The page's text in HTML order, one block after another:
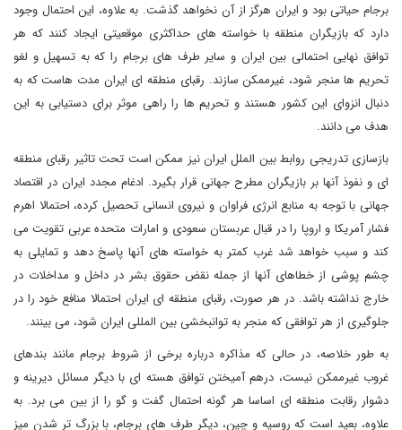
برجام حیاتی بود و ایران هرگز از آن نخواهد گذشت. به علاوه، این احتمال وجود
دارد که بازیگران منطقه با خواسته های حداکثری موقعیتی ایجاد کنند که هر
توافق نهایی احتمالی بین ایران و سایر طرف های برجام را که به تسهیل و لغو
تحریم ها منجر شود، غیرممکن سازند. رقبای منطقه ای ایران مدت هاست که به
دنبال انزوای این کشور هستند و تحریم ها را راهی موثر برای دستیابی به این
هدف می دانند.
بازسازی تدریجی روابط بین الملل ایران نیز ممکن است تحت تاثیر رقبای منطقه
ای و نفوذ آنها بر بازیگران مطرح جهانی قرار بگیرد. ادغام مجدد ایران در اقتصاد
جهانی با توجه به منابع انرژی فراوان و نیروی انسانی تحصیل کرده، احتمالا اهرم
فشار آمریکا و اروپا را در قبال عربستان سعودی و امارات متحده عربی تقویت می
کند و سبب خواهد شد غرب کمتر به خواسته های آنها پاسخ دهد و تمایلی به
چشم پوشی از خطاهای آنها از جمله نقض حقوق بشر در داخل و مداخلات در
خارج نداشته باشد. در هر صورت، رقبای منطقه ای ایران احتمالا منافع خود را در
جلوگیری از هر توافقی که منجر به توانبخشی بین المللی ایران شود، می بینند.
به طور خلاصه، در حالی که مذاکره درباره برخی از شروط برجام مانند بندهای
غروب غیرممکن نیست، درهم آمیختن توافق هسته ای با دیگر مسائل دیرینه و
دشوار رقابت منطقه ای اساسا هر گونه احتمال گفت و گو را از بین می برد. به
علاوه، بعید است که روسیه و چین، دیگر طرف های برجام، با بزرگ تر شدن میز